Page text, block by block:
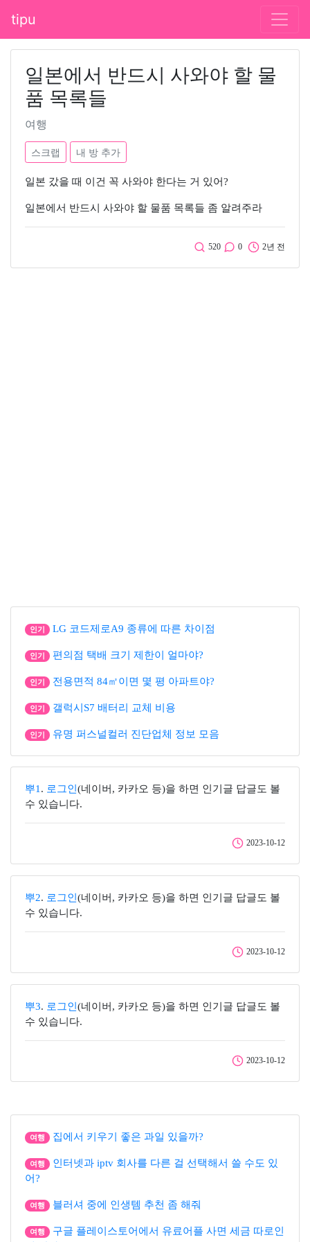
tipu
일본에서 반드시 사와야 할 물
품 목록들
여행
스크랩 내 방 추가
일본 갔을 때 이건 꼭 사와야 한다는 거 있어?
일본에서 반드시 사와야 할 물품 목록들 좀 알려주라
520 0 2년 전
인기 LG 코드제로A9 종류에 따른 차이점
인기 편의점 택배 크기 제한이 얼마야?
인기 전용면적 84㎡이면 몇 평 아파트야?
인기 갤럭시S7 배터리 교체 비용
인기 유명 퍼스널컬러 진단업체 정보 모음
뿌1 . 로그인 (네이버, 카카오 등)을 하면 인기글 답글도 볼
수 있습니다.
2023-10-12
뿌2. 로그인 (네이버, 카카오 등)을 하면 인기글 답글도 볼
수 있습니다.
2023-10-12
뿌3. 로그인 (네이버, 카카오 등)을 하면 인기글 답글도 볼
수 있습니다.
2023-10-12
여행 집에서 키우기 좋은 과일 있을까?
여행
인터넷과 iptv 회사를 다른 걸 선택해서 쓸 수도 있
어?
여행 블러셔 중에 인생템 추천 좀 해줘
여행
구글 플레이스토어에서 유료어플 사면 세금 따로인